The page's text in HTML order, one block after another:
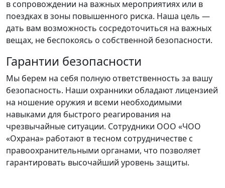
в сопровождении на важных мероприятиях или в
поездках в зоны повышенного риска. Наша цель —
дать вам возможность сосредоточиться на важных
вещах, не беспокоясь о собственной безопасности.
Гарантии безопасности
Мы берем на себя полную ответственность за вашу
безопасность. Наши охранники обладают лицензией
на ношение оружия и всеми необходимыми
навыками для быстрого реагирования на
чрезвычайные ситуации. Сотрудники ООО «ЧОО
«Охрана» работают в тесном сотрудничестве с
правоохранительными органами, что позволяет
гарантировать высочайший уровень защиты.